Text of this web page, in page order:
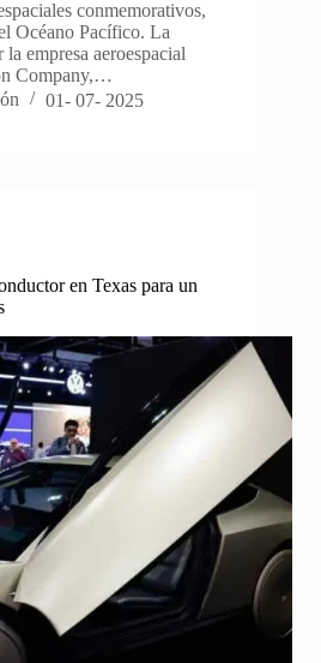
conmemorativos,
Océano Pacífico. La
empresa aeroespacial
Company,…
01- 07- 2025
en Texas para un